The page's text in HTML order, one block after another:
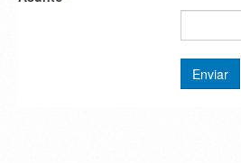
Enviar